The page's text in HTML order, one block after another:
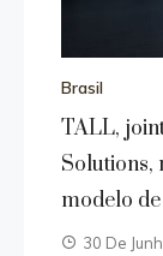
Brasil
TALL,
Solutions,
modelo
30 De